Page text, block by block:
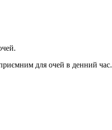
для очей в денний час.